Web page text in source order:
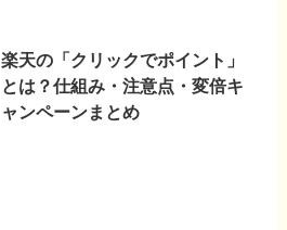
楽天の「クリックでポイント」
とは？仕組み・注意点・変倍キ
ャンペーンまとめ